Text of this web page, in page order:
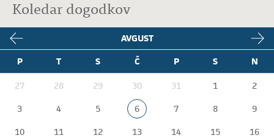
Koledar dogodkov
AVGUST
P
T S Č P S N
27 28 29 30 31 1
2
3
4 5 6 7 8
9
10
11 12 13 14 15
16